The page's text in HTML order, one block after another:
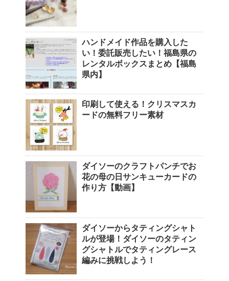
ハンドメイド作品を購入した
い！委託販売したい！福島県の
レンタルボックスまとめ【福島
県内】
印刷して使える！クリスマスカ
ードの無料フリー素材
ダイソーのクラフトパンチでお
花の母の日サンキューカードの
作り方【動画】
ダイソーからタティングシャト
ルが登場！ダイソーのタティン
グシャトルでタティングレース
編みに挑戦しよう！